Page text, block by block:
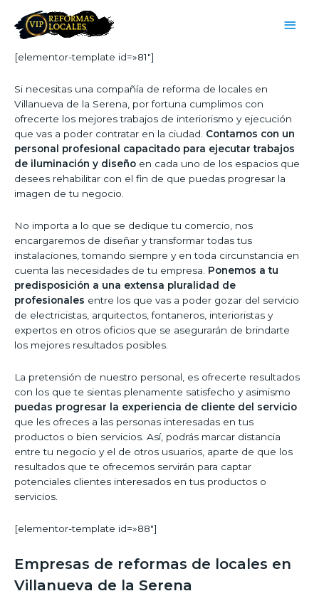
[elementor-template id=»81″]
Si necesitas una compañía de reforma de locales en
Villanueva de la Serena, por fortuna cumplimos con
ofrecerte los mejores trabajos de interiorismo y ejecución
que vas a poder contratar en la ciudad. Contamos con un
personal profesional capacitado para ejecutar trabajos
de iluminación y diseño en cada uno de los espacios que
desees rehabilitar con el fin de que puedas progresar la
imagen de tu negocio.
No importa a lo que se dedique tu comercio, nos
encargaremos de diseñar y transformar todas tus
instalaciones, tomando siempre y en toda circunstancia en
cuenta las necesidades de tu empresa. Ponemos a tu
predisposición a una extensa pluralidad de
profesionales entre los que vas a poder gozar del servicio
de electricistas, arquitectos, fontaneros, interioristas y
expertos en otros oficios que se asegurarán de brindarte
los mejores resultados posibles.
La pretensión de nuestro personal, es ofrecerte resultados
con los que te sientas plenamente satisfecho y asimismo
puedas progresar la experiencia de cliente del servicio
que les ofreces a las personas interesadas en tus
productos o bien servicios. Así, podrás marcar distancia
entre tu negocio y el de otros usuarios, aparte de que los
resultados que te ofrecemos servirán para captar
potenciales clientes interesados en tus productos o
servicios.
[elementor-template id=»88″]
Empresas de reformas de locales en
Villanueva de la Serena